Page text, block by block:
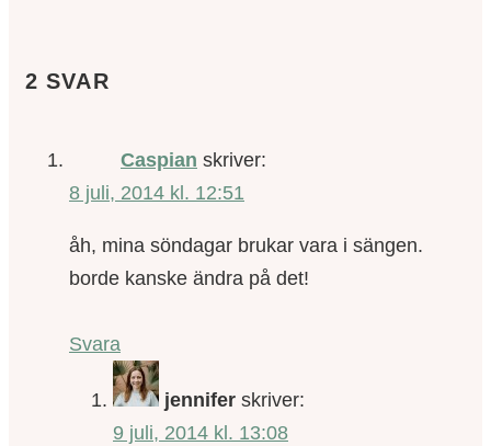
2 SVAR
Caspian skriver:
8 juli, 2014 kl. 12:51
åh, mina söndagar brukar vara i sängen.
borde kanske ändra på det!
Svara
jennifer skriver:
9 juli, 2014 kl. 13:08